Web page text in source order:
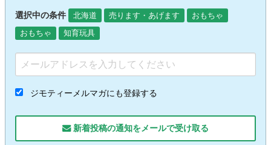
選択中の条件 北海道 売ります・あげます
おもちゃ
おもちゃ
知育玩具
ジモティーメルマガにも登録する
新着投稿の通知をメールで受け取る